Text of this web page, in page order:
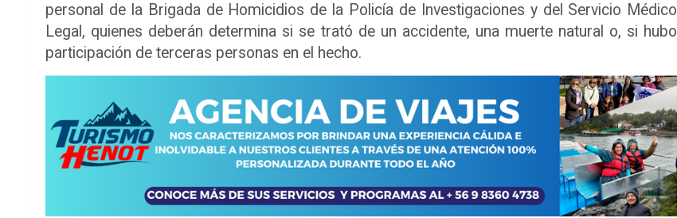
personal de la Brigada de Homicidios de la Policía de Investigaciones y del Servicio Médico
Legal, quienes deberán determina si se trató de un accidente, una muerte natural o, si hubo
participación de terceras personas en el hecho.